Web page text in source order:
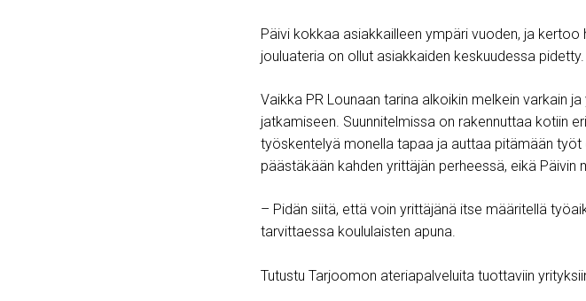
Päivi kokkaa asiakkailleen ympäri vuoden, ja
jouluateria on ollut asiakkaiden keskuudessa pidetty.
Vaikka PR Lounaan tarina alkoikin melkein varkain
jatkamiseen. Suunnitelmissa on rakennuttaa kotiin
työskentelyä monella tapaa ja auttaa pitämään
päästäkään kahden yrittäjän perheessä, eikä Päivin
– Pidän siitä, että voin yrittäjänä itse määritellä
tarvittaessa koululaisten apuna.
Tutustu Tarjoomon ateriapalveluita tuottaviin